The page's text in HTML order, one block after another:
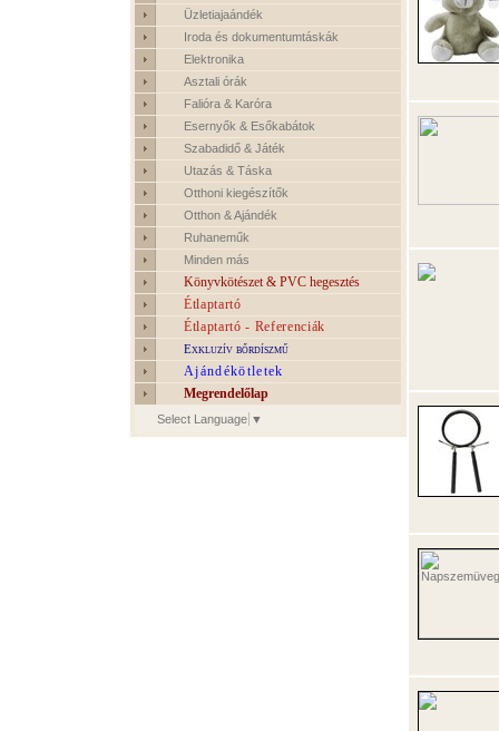
Üzletiajaándék
Iroda és dokumentumtáskák
Elektronika
Asztali órák
Falióra & Karóra
Esernyők & Esőkabátok
Szabadidő & Játék
Utazás & Táska
Otthoni kiegészítők
Otthon & Ajándék
Ruhaneműk
Minden más
Könyvkötészet & PVC hegesztés
Étlaptartó
Étlaptartó - Referenciák
Exkluzív bőrdíszmű
Ajándékötletek
Megrendelőlap
Select Language ▼